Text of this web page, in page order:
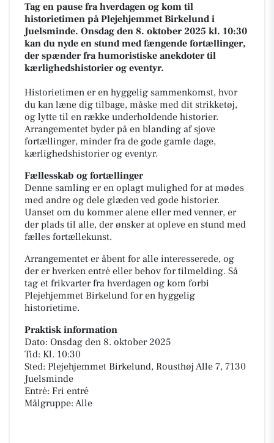
Tag en pause fra hverdagen og kom til
historietimen på Plejehjemmet Birkelund i
Juelsminde. Onsdag den 8. oktober 2025 kl. 10:30
kan du nyde en stund med fængende fortællinger,
der spænder fra humoristiske anekdoter til
kærlighedshistorier og eventyr.
Historietimen er en hyggelig sammenkomst, hvor
du kan læne dig tilbage, måske med dit strikketøj,
og lytte til en række underholdende historier.
Arrangementet byder på en blanding af sjove
fortællinger, minder fra de gode gamle dage,
kærlighedshistorier og eventyr.
Fællesskab og fortællinger
Denne samling er en oplagt mulighed for at mødes
med andre og dele glæden ved gode historier.
Uanset om du kommer alene eller med venner, er
der plads til alle, der ønsker at opleve en stund med
fælles fortællekunst.
Arrangementet er åbent for alle interesserede, og
der er hverken entré eller behov for tilmelding. Så
tag et frikvarter fra hverdagen og kom forbi
Plejehjemmet Birkelund for en hyggelig
historietime.
Praktisk information
Dato: Onsdag den 8. oktober 2025
Tid: Kl. 10:30
Sted: Plejehjemmet Birkelund, Rousthøj Alle 7, 7130
Juelsminde
Entré: Fri entré
Målgruppe: Alle